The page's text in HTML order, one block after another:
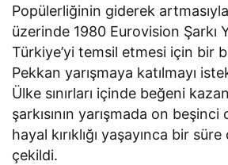
Popülerliğinin giderek artmasıyla
üzerinde 1980 Eurovision Şarkı
Türkiye’yi temsil etmesi için bir
Pekkan yarışmaya katılmayı
Ülke sınırları içinde beğeni
şarkısının yarışmada on beşinci
hayal kırıklığı yaşayınca bir
çekildi.